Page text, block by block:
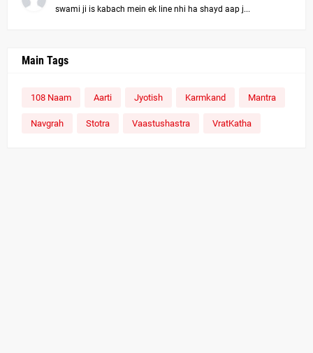
swami ji is kabach mein ek line nhi ha shayd aap j...
Main Tags
108 Naam Aarti Jyotish Karmkand Mantra
Navgrah Stotra Vaastushastra VratKatha